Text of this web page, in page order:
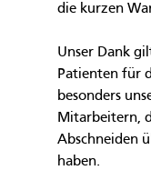
die kurzen
Unser Dank
Patienten für
besonders
Mitarbeitern,
Abschneiden
haben.